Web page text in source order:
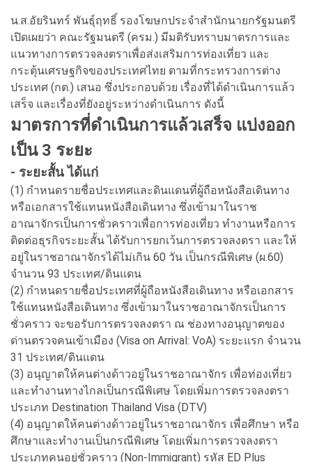
น.ส.อัยรินทร์ พันธุ์ฤทธิ์ รองโฆษกประจำสำนักนายกรัฐมนตรี
เปิดเผยว่า คณะรัฐมนตรี (ครม.) มีมติรับทราบมาตรการและ
แนวทางการตรวจลงตราเพื่อส่งเสริมการท่องเที่ยว และ
กระตุ้นเศรษฐกิจของประเทศไทย ตามที่กระทรวงการต่าง
ประเทศ (กต.) เสนอ ซึ่งประกอบด้วย เรื่องที่ได้ดำเนินการแล้ว
เสร็จ และเรื่องที่ยังอยู่ระหว่างดำเนินการ ดังนี้
มาตรการที่ดำเนินการแล้วเสร็จ แบ่งออก
เป็น 3 ระยะ
- ระยะสั้น ได้แก่
(1) กำหนดรายชื่อประเทศและดินแดนที่ผู้ถือหนังสือเดินทาง
หรือเอกสารใช้แทนหนังสือเดินทาง ซึ่งเข้ามาในราช
อาณาจักรเป็นการชั่วคราวเพื่อการท่องเที่ยว ทำงานหรือการ
ติดต่อธุรกิจระยะสั้น ได้รับการยกเว้นการตรวจลงตรา และให้
อยู่ในราชอาณาจักรได้ไม่เกิน 60 วัน เป็นกรณีพิเศษ (ผ.60)
จำนวน 93 ประเทศ/ดินแดน
(2) กำหนดรายชื่อประเทศที่ผู้ถือหนังสือเดินทาง หรือเอกสาร
ใช้แทนหนังสือเดินทาง ซึ่งเข้ามาในราชอาณาจักรเป็นการ
ชั่วคราว จะขอรับการตรวจลงตรา ณ ช่องทางอนุญาตของ
ด่านตรวจคนเข้าเมือง (Visa on Arrival: VoA) ระยะแรก จำนวน
31 ประเทศ/ดินแดน
(3) อนุญาตให้คนต่างด้าวอยู่ในราชอาณาจักร เพื่อท่องเที่ยว
และทำงานทางไกลเป็นกรณีพิเศษ โดยเพิ่มการตรวจลงตรา
ประเภท Destination Thailand Visa (DTV)
(4) อนุญาตให้คนต่างด้าวอยู่ในราชอาณาจักร เพื่อศึกษา หรือ
ศึกษาและทำงานเป็นกรณีพิเศษ โดยเพิ่มการตรวจลงตรา
ประเภทคนอยู่ชั่วคราว (Non-Immigrant) รหัส ED Plus